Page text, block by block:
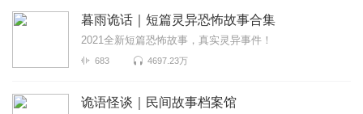
暮雨诡话｜短篇灵异恐怖故事合集
2021全新短篇恐怖故事，真实灵异事件！
683 4697.23万
诡语怪谈｜民间故事档案馆